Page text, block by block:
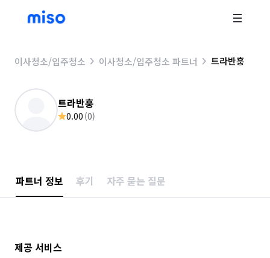
이사청소/입주청소 이사청소/입주청소 파트너 트라반훙
트라반훙
0.00 (0)
파트너 정보 후기 자주 묻는 질문
제공 서비스